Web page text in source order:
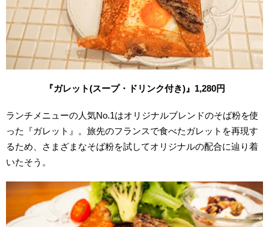
『ガレット(スープ・ドリンク付き)』1,280円
ランチメニューの人気No.1はオリジナルブレンドのそば粉を使
った『ガレット』。旅先のフランスで食べたガレットを再現す
るため、さまざまなそば粉を試してオリジナルの配合に辿り着
いたそう。